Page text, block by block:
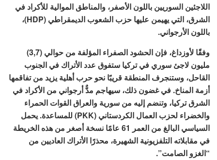
اللاجئين السوريين باللون الأصفر، والمناطق الموالية للأكراد في
الشرق، التي يهيمن عليها حزب الشعوب الديمقراطي (HDP)،
باللون الأرجواني.
وفقًا لأوزداغ، فإن الحشود الصفراء المؤلفة من حوالي (3,7)
مليون لاجئ سوري في تركيا ستفوق عدد الأتراك في الجنوب
القاحل، وستنجرف المنطقة قريبًا نحو حرب أهلية يزيد من تفاقمها
أزمة المناخ. في غضون ذلك، سيهاجم مدٌّ أرجواني من الأكراد في
الشرق تركيا، وتنضم إليه من سورية والعراق القوات الحمراء
والخضراء لحزب العمال الكردستاني (PKK) للمساعدة. يحمل
السياسي البالغ من العمر 61 عامًا نسخة أصغر من هذه الخريطة
في مقابلاته التلفزيونية الشهيرة، محذرًا الأتراك العاديين من
“الغزو الصامت”.